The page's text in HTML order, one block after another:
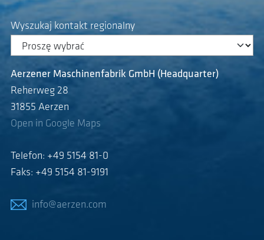
Wyszukaj kontakt regionalny
Aerzener Maschinenfabrik GmbH (Headquarter)
Reherweg 28
31855 Aerzen
Open in Google Maps
Telefon: +49 5154 81-0
Faks: +49 5154 81-9191
info@aerzen.com